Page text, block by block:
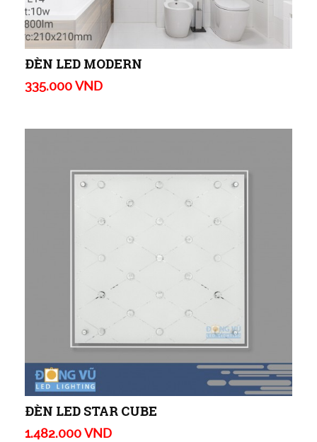
ĐÈN LED MODERN
335.000 VND
ĐÈN LED STAR CUBE
1.482.000 VND